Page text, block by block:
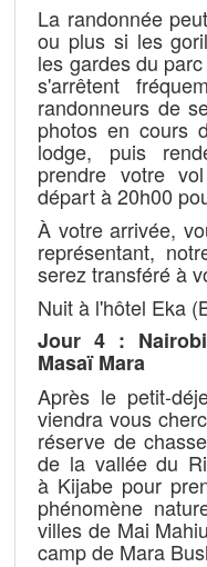
La randonnée
ou plus si les
les gardes du
s'arrêtent
randonneurs de
photos en cours
lodge, puis
prendre votre
départ à 20h00
À votre arrivée,
représentant,
serez transféré à
Nuit à l'hôtel Eka
Jour 4 :
Masaï Mara
Après le petit-
viendra vous
réserve de
de la vallée du
à Kijabe pour
phénomène
villes de Mai
camp de Mara